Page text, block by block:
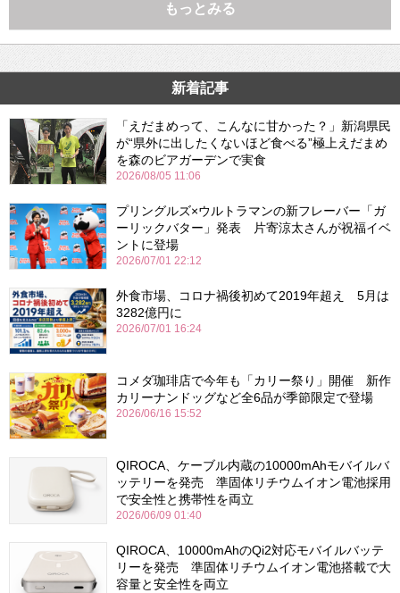
もっとみる
新着記事
「えだまめって、こんなに甘かった？」新潟県民
が“県外に出したくないほど食べる”極上えだまめ
を森のビアガーデンで実食
2026/08/05 11:06
プリングルズ×ウルトラマンの新フレーバー「ガ
ーリックバター」発表 片寄涼太さんが祝福イベ
ントに登場
2026/07/01 22:12
外食市場、コロナ禍後初めて2019年超え 5月は
3282億円に
2026/07/01 16:24
コメダ珈琲店で今年も「カリー祭り」開催 新作
カリーナンドッグなど全6品が季節限定で登場
2026/06/16 15:52
QIROCA、ケーブル内蔵の10000mAhモバイルバ
ッテリーを発売 準固体リチウムイオン電池採用
で安全性と携帯性を両立
2026/06/09 01:40
QIROCA、10000mAhのQi2対応モバイルバッテ
リーを発売 準固体リチウムイオン電池搭載で大
容量と安全性を両立